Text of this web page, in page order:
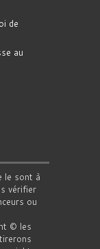
de
au
le sont à
vérifier
ou
© les